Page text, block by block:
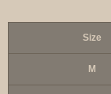
Size
M